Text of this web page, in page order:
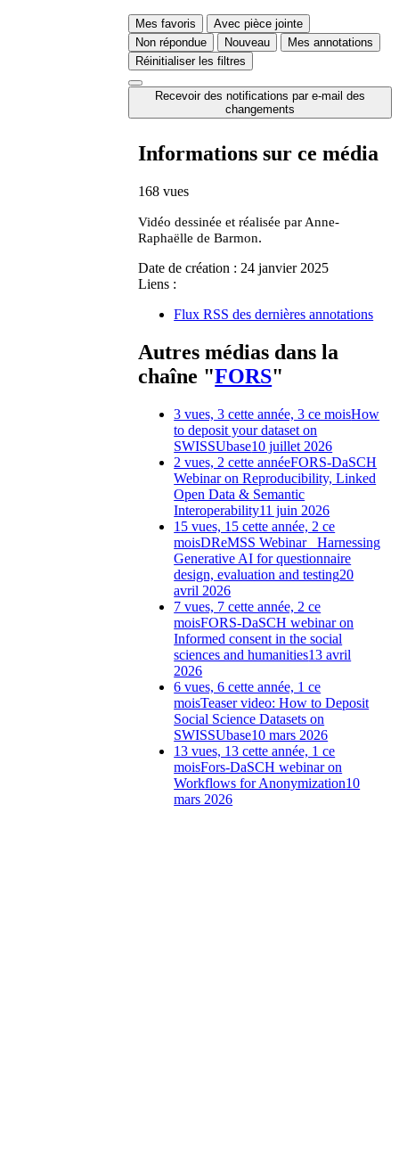
Mes favoris
Avec pièce jointe
Non répondue
Nouveau
Mes annotations
Réinitialiser les filtres
Recevoir des notifications par e-mail des
changements
Informations sur ce média
168 vues
Vidéo dessinée et réalisée par Anne-
Raphaëlle de Barmon.
Date de création : 24 janvier 2025
Liens :
Flux RSS des dernières annotations
Autres médias dans la
chaîne "FORS"
3 vues, 3 cette année, 3 ce moisHow
to deposit your dataset on
SWISSUbase10 juillet 2026
2 vues, 2 cette annéeFORS-DaSCH
Webinar on Reproducibility, Linked
Open Data & Semantic
Interoperability11 juin 2026
15 vues, 15 cette année, 2 ce
moisDReMSS Webinar_ Harnessing
Generative AI for questionnaire
design, evaluation and testing20
avril 2026
7 vues, 7 cette année, 2 ce
moisFORS-DaSCH webinar on
Informed consent in the social
sciences and humanities13 avril
2026
6 vues, 6 cette année, 1 ce
moisTeaser video: How to Deposit
Social Science Datasets on
SWISSUbase10 mars 2026
13 vues, 13 cette année, 1 ce
moisFors-DaSCH webinar on
Workflows for Anonymization10
mars 2026